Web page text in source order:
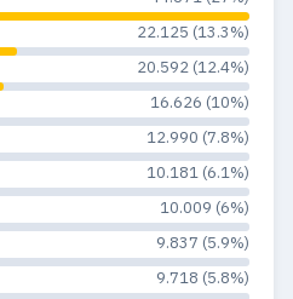
15
18
19
17
1
8
22.125 (13.3%)
20.592 (12.4%)
16.626 (10%)
12.990 (7.8%)
10.181 (6.1%)
10.009 (6%)
9.837 (5.9%)
9.718 (5.8%)